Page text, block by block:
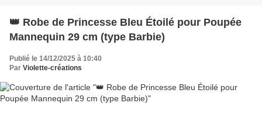
👑 Robe de Princesse Bleu Étoilé pour Poupée
Mannequin 29 cm (type Barbie)
Publié le 14/12/2025 à 10:40
Par Violette-créations